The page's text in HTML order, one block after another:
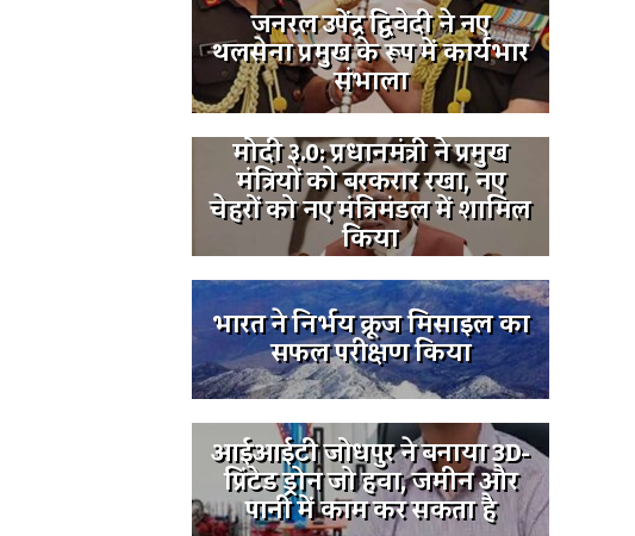
जनरल उपेंद्र द्विवेदी ने नए
थलसेना प्रमुख के रूप में कार्यभार
संभाला
मोदी ३.0: प्रधानमंत्री ने प्रमुख
मंत्रियों को बरकरार रखा, नए
चेहरों को नए मंत्रिमंडल में शामिल
किया
भारत ने निर्भय क्रूज मिसाइल का
सफल परीक्षण किया
आईआईटी जोधपुर ने बनाया 3D-
प्रिंटेड ड्रोन जो हवा, जमीन और
पानी में काम कर सकता है